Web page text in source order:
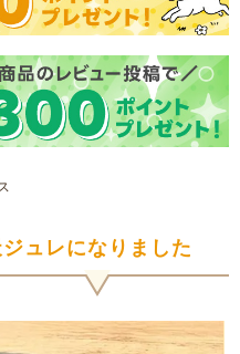
ュレになりました